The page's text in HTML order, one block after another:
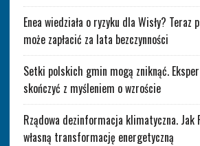
Enea wiedziała o ryzyku dla Wisły? Teraz
może zapłacić za lata bezczynności
Setki polskich gmin mogą zniknąć.
skończyć z myśleniem o wzroście
Rządowa dezinformacja klimatyczna. Jak
własną transformację energetyczną